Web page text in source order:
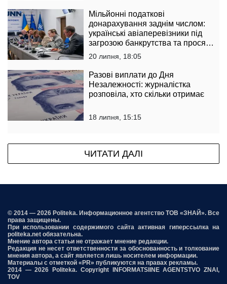
Мільйонні податкові
донарахування заднім числом:
українські авіаперевізники під
загрозою банкрутства та просят
державу втрутитися
20 липня, 18:05
Разові виплати до Дня
Незалежності: журналістка
розповіла, хто скільки отримає
18 липня, 15:15
ЧИТАТИ ДАЛІ
© 2014 — 2026 Politeka. Информационное агентство ТОВ «ЗНАЙ». Все
права защищены.
При использовании содержимого сайта активная гиперссылка на
politeka.net обязательна.
Мнение автора статьи не отражает мнение редакции.
Редакция не несет ответственности за обоснованность и толкование
мнения автора, а сайт является лишь носителем информации.
Материалы с отметкой «PR» публикуются на правах рекламы.
2014 — 2026 Politeka. Copyright INFORMATSIINE AGENTSTVO ZNAI,
TOV